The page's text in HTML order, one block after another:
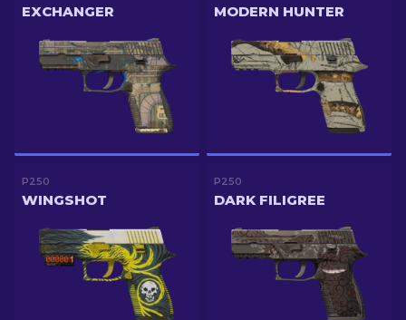
EXCHANGER MODERN HUNTER
P250
WINGSHOT
P250
DARK FILIGREE